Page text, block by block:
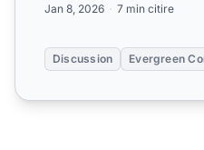
Jan 8, 2026 7 min citire
Discussion Evergreen